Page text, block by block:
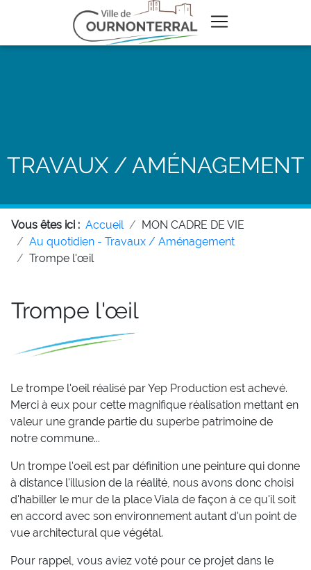
TRAVAUX / AMÉNAGEMENT
Vous êtes ici : Accueil
MON CADRE DE VIE
Au quotidien - Travaux / Aménagement
Trompe l'œil
Trompe l'œil
Le trompe l'oeil réalisé par Yep Production est achevé.
Merci à eux pour cette magnifique réalisation mettant en
valeur une grande partie du superbe patrimoine de
notre commune...
Un trompe l'oeil est par définition une peinture qui donne
à distance l'illusion de la réalité, nous avons donc choisi
d'habiller le mur de la place Viala de façon à ce qu'il soit
en accord avec son environnement autant d'un point de
vue architectural que végétal.
Pour rappel, vous aviez voté pour ce projet dans le